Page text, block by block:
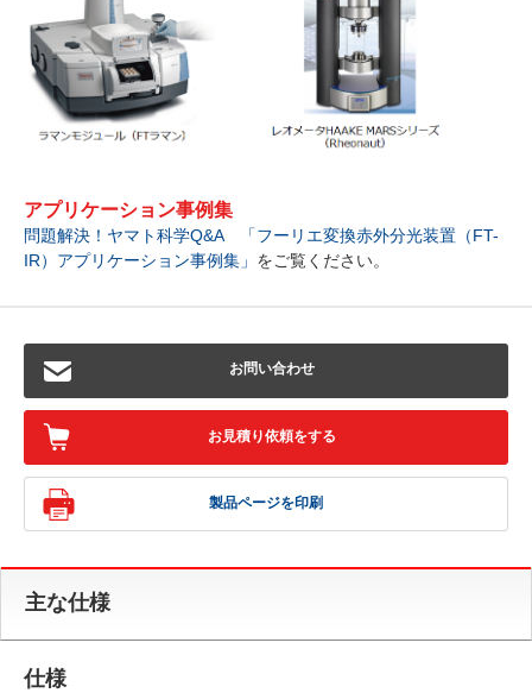
アプリケーション事例集
問題解決！ヤマト科学Q&A 「フーリエ変換赤外分光装置（FT-
IR）アプリケーション事例集」 をご覧ください。
お問い合わせ
お見積り依頼をする
製品ページを印刷
主な仕様
仕様